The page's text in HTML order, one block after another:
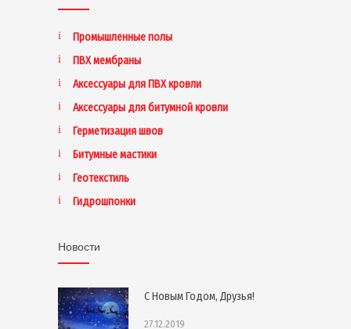
Промышленные полы
ПВХ мембраны
Аксессуары для ПВХ кровли
Аксессуары для битумной кровли
Герметизация швов
Битумные мастики
Геотекстиль
Гидрошпонки
Новости
С Новым Годом, Друзья!
27.12.2019